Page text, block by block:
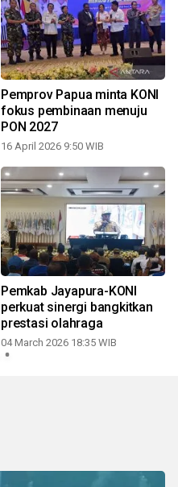
Pemprov Papua minta KONI
fokus pembinaan menuju
PON 2027
16 April 2026 9:50 WIB
Pemkab Jayapura-KONI
perkuat sinergi bangkitkan
prestasi olahraga
04 March 2026 18:35 WIB